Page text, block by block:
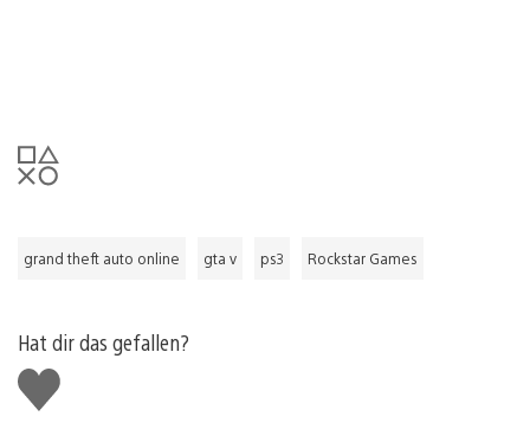
grand theft auto online gta v ps3 Rockstar Games
Hat dir das gefallen?
Gefällt
mir